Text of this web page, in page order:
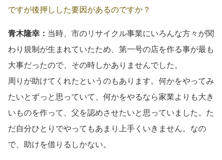
ですが後押しした要因があるのですか？
青木隆幸： 当時、市のリサイクル事業にいろんな方々が関
わり規制が生まれていたため、第一号の店を作る事が最も
大事だったので、その時しかありませんでした。
周りが助けてくれたというのもあります。何かをやってみ
たいとずっと思っていて、何かをやるなら家業よりも大き
いものを作って、父を認めさせたいと思っていました。た
だ自分ひとりでやってもあまり上手くいきません。なの
で、助けを借りるしかない。